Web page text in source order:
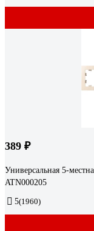
389 ₽
Универсальная 5-
ATN000205
5(1960)